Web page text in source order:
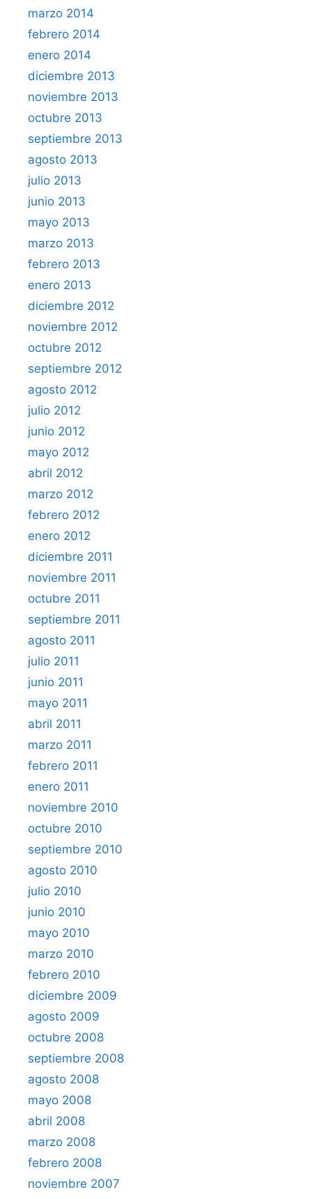
marzo 2014
febrero 2014
enero 2014
diciembre 2013
noviembre 2013
octubre 2013
septiembre 2013
agosto 2013
julio 2013
junio 2013
mayo 2013
marzo 2013
febrero 2013
enero 2013
diciembre 2012
noviembre 2012
octubre 2012
septiembre 2012
agosto 2012
julio 2012
junio 2012
mayo 2012
abril 2012
marzo 2012
febrero 2012
enero 2012
diciembre 2011
noviembre 2011
octubre 2011
septiembre 2011
agosto 2011
julio 2011
junio 2011
mayo 2011
abril 2011
marzo 2011
febrero 2011
enero 2011
noviembre 2010
octubre 2010
septiembre 2010
agosto 2010
julio 2010
junio 2010
mayo 2010
marzo 2010
febrero 2010
diciembre 2009
agosto 2009
octubre 2008
septiembre 2008
agosto 2008
mayo 2008
abril 2008
marzo 2008
febrero 2008
noviembre 2007